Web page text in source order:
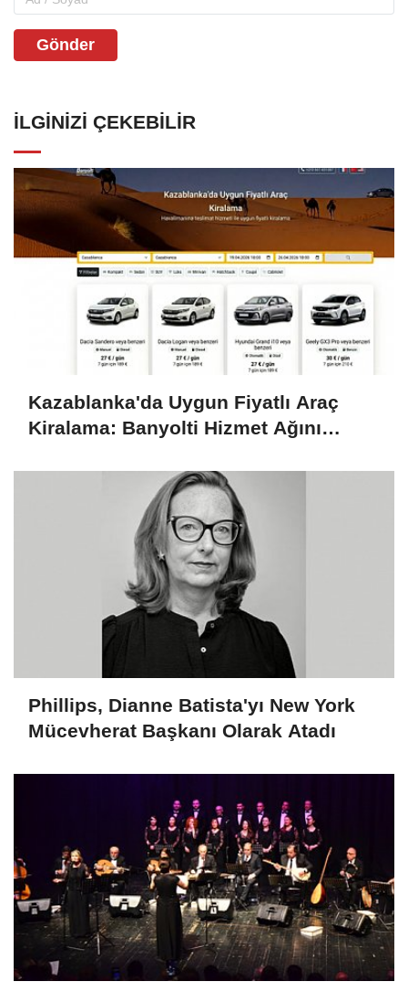
Gönder
İLGINIZI ÇEKEBILIR
Kazablanka'da Uygun Fiyatlı Araç
Kiralama: Banyolti Hizmet Ağını
Phillips, Dianne Batista'yı New York
Mücevherat Başkanı Olarak Atadı